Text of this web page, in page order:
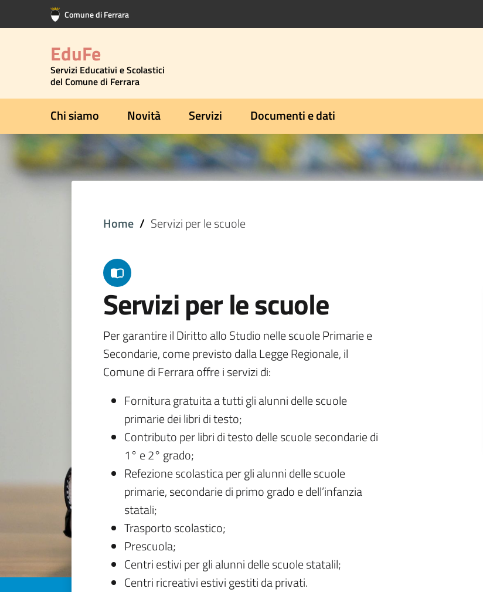
Vai al contenuto principale
Vai al footer Comune di Ferrara
EduFe
Servizi Educativi e Scolastici
del Comune di Ferrara
Chi siamo Novità Servizi Documenti e dati
Home Servizi per le scuole
Servizi per le scuole
Per garantire il Diritto allo Studio nelle scuole Primarie e
Secondarie, come previsto dalla Legge Regionale, il
Comune di Ferrara offre i servizi di:
Fornitura gratuita a tutti gli alunni delle scuole
primarie dei libri di testo;
Contributo per libri di testo delle scuole secondarie di
1° e 2° grado;
Refezione scolastica per gli alunni delle scuole
primarie, secondarie di primo grado e dell’infanzia
statali;
Trasporto scolastico;
Prescuola;
Centri estivi per gli alunni delle scuole statalil;
Centri ricreativi estivi gestiti da privati.